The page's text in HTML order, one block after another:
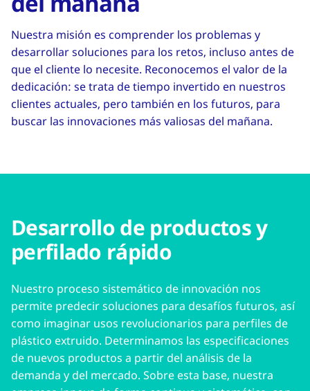
Nuestra misión es comprender los problemas y
desarrollar soluciones para los retos, incluso antes de
que el cliente lo necesite. Reconocemos el valor de la
dedicación: se trata de tiempo invertido en nuestros
clientes actuales, pero también en los futuros, para
buscar las innovaciones más valiosas del mañana.
Desarrollo de productos y
perfilado rápido
Nuestro proceso sistemático de innovación nos
permite predecir soluciones para desafíos futuros, así
como imaginar usos revolucionarios para perfiles de
plástico extruido. Determinamos las especificaciones
de nuevos productos a partir del análisis de la
demanda y del mercado. Sobre esta base, nuestra